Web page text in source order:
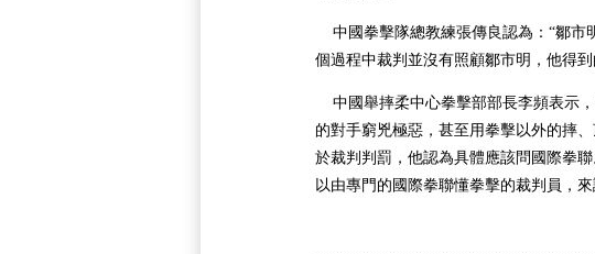
中國拳擊隊總教練張傳良認為：“鄒市
個過程中裁判並沒有照顧鄒市明，他得
中國舉摔柔中心拳擊部部長李頻表示
的對手窮兇極惡，甚至用拳擊以外的摔
於裁判判罰，他認為具體應該問國際拳
以由專門的國際拳聯懂拳擊的裁判員，